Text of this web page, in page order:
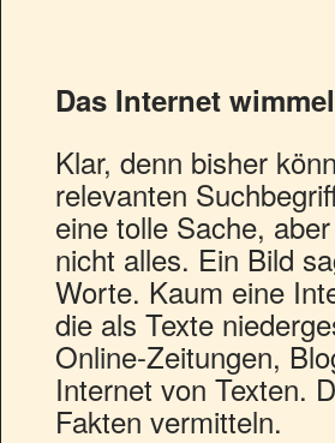
Das Internet
Klar, denn bisher
relevanten
eine tolle Sache,
nicht alles. Ein Bild
Worte. Kaum eine
die als Texte
Online-Zeitungen,
Internet von Texten.
Fakten vermitteln.